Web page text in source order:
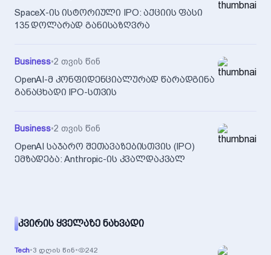
SpaceX-ის ისტორიული IPO: აქციის ფასი
135 დოლარად განისაზღვრა
Business•2 თვის წინ
OpenAI-მ კონფიდენციალურად წარადგინა
განაცხადი IPO-სთვის
Business•2 თვის წინ
OpenAI საჯარო შეთავაზებისთვის (IPO)
ემზადება: Anthropic-ის კვალდაკვალ
ᲙᲕᲘᲠᲘᲡ ᲧᲕᲔᲚᲐᲖᲔ ᲜᲐᲮᲕᲐᲓᲘ
Tech•3 დღის წინ• 242